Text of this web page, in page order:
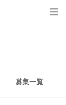
募集一覧